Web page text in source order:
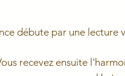
débute par une
recevez ensuite